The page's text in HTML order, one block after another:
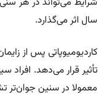
سال اثر می‌گذارد.
تأثیر قرار می‌دهد.
معمولا در سنین